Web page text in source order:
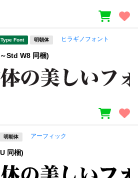
Font 明朝体 ヒラギノフォント
Std W8 同梱)
明朝体 アーフィック
同梱)